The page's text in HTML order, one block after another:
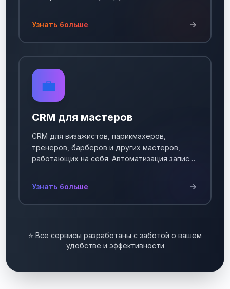
Узнать больше
💼
CRM для мастеров
CRM для визажистов, парикмахеров,
тренеров, барберов и других мастеров,
работающих на себя. Автоматизация записи
Узнать больше
⭐ Все сервисы разработаны с заботой о вашем
удобстве и эффективности